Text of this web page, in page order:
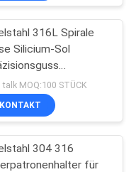
169
316L Spirale
Silicium-Sol
talk MOQ:100 STÜCK
KONTAKT
304 316
für